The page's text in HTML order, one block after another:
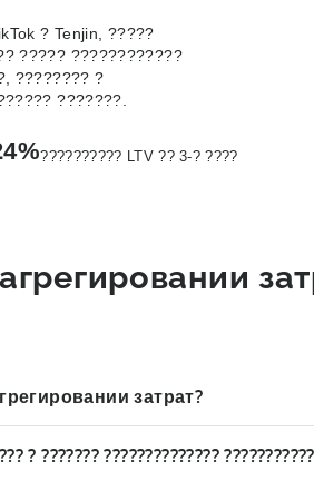
? Tenjin, ?????
????? ????????????
???????? ?
???????.
?????????? LTV ?? 3-? ????
затрат?
используют разные показатели,
? ??????? ??????????????